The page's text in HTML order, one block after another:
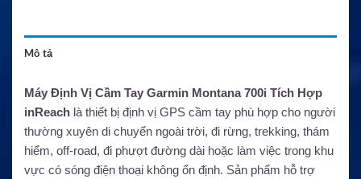
Mô tả
Máy Định Vị Cầm Tay Garmin Montana 700i Tích Hợp
inReach là thiết bị định vị GPS cầm tay phù hợp cho người
thường xuyên di chuyển ngoài trời, đi rừng, trekking, thám
hiểm, off-road, đi phượt đường dài hoặc làm việc trong khu
vực có sóng điện thoại không ổn định. Sản phẩm hỗ trợ